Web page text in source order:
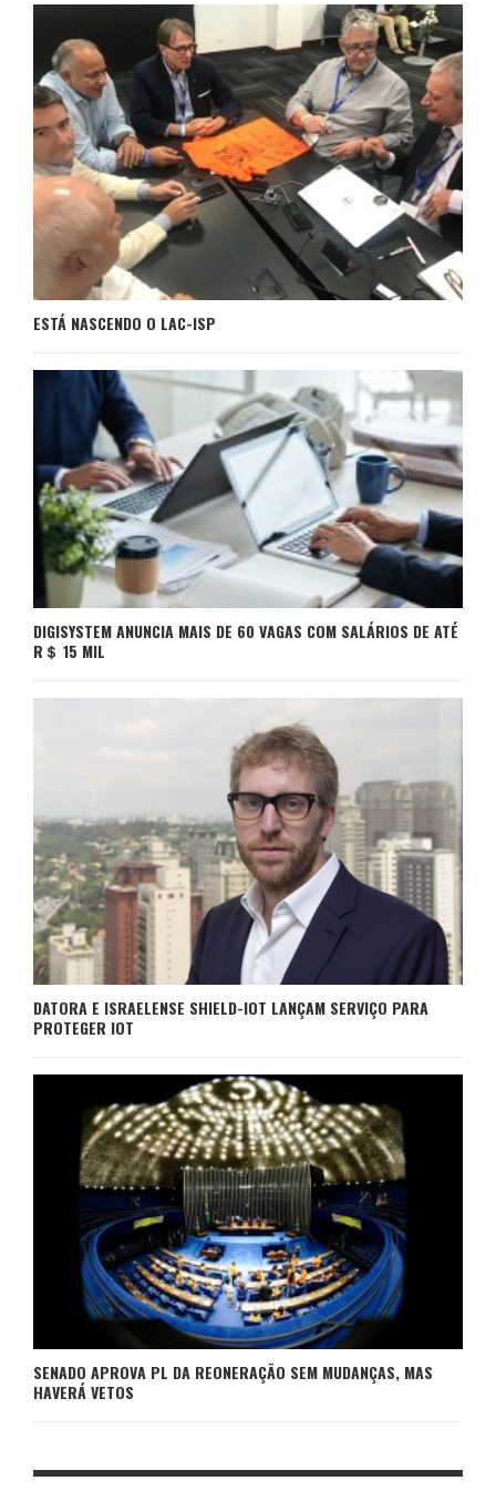
ESTÁ NASCENDO O LAC-ISP
DIGISYSTEM ANUNCIA MAIS DE 60 VAGAS COM SALÁRIOS DE ATÉ
R＄ 15 MIL
DATORA E ISRAELENSE SHIELD-IOT LANÇAM SERVIÇO PARA
PROTEGER IOT
SENADO APROVA PL DA REONERAÇÃO SEM MUDANÇAS, MAS
HAVERÁ VETOS